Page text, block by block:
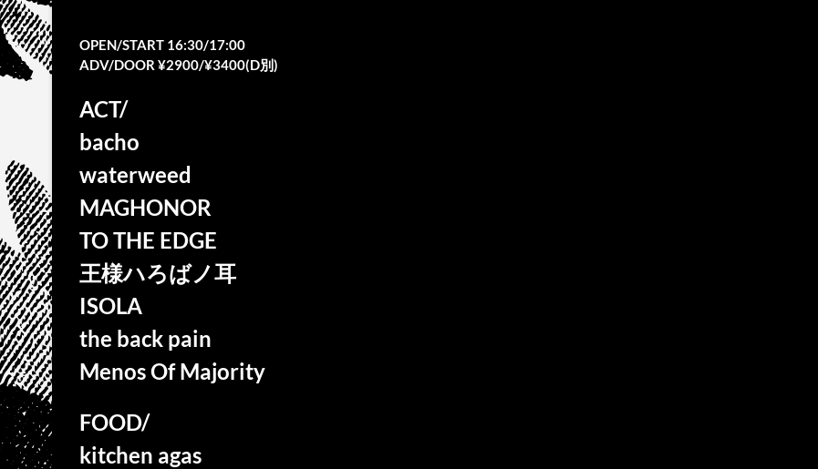
OPEN/START 16:30/17:00
ADV/DOOR ¥2900/¥3400(D別)
ACT/
bacho
waterweed
MAGHONOR
TO THE EDGE
王様ハろばノ耳
ISOLA
the back pain
Menos Of Majority
FOOD/
kitchen agas